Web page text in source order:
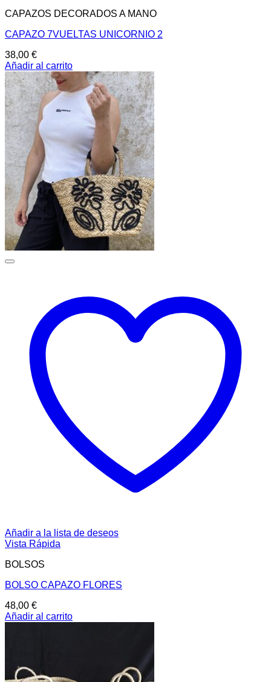
CAPAZOS DECORADOS A MANO
CAPAZO 7VUELTAS UNICORNIO 2
38,00 €
Añadir al carrito
Añadir a la lista de deseos
Vista Rápida
BOLSOS
BOLSO CAPAZO FLORES
48,00 €
Añadir al carrito